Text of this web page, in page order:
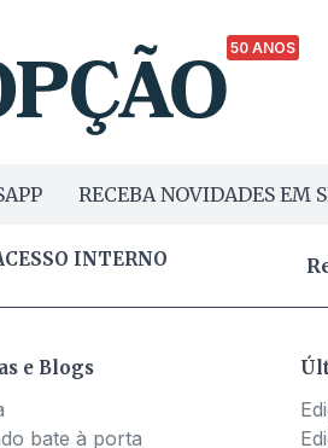
50 ANOS
RECEBA NOVIDADES EM
INTERNO
e Blogs
bate à porta